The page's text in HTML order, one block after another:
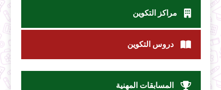
مراكز التكوين
دروس التكوين
المسابقات المهنية